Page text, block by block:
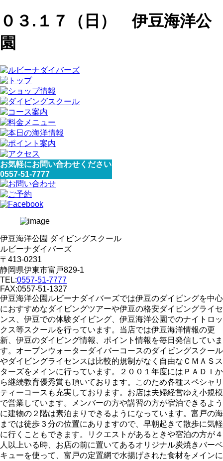
０３.１７（日） 伊豆海洋公
園
お気軽にお問い合わせください
0557-51-7777
伊豆海洋公園 ダイビングスクール
ルビーナダイバーズ
〒413-0231
静岡県伊東市富戸829-1
TEL:0557-51-7777
FAX:0557-51-1327
伊豆海洋公園ルビーナダイバーズでは伊豆のダイビングを中心
におすすめなダイビングツアーや伊豆の格安ダイビングライセ
ンス、伊豆での体験ダイビング、伊豆海洋公園でのナイトロッ
クス等スクールを行っています。当店では伊豆海洋情報の更
新、伊豆のダイビング情報、ポイント情報を毎日発信していま
す。オープンウォーターダイバーコースのダイビングスクール
やダイビングライセンスは比較的規制がなく自由なＣＭＡＳス
ターズをメインに行っています。２００１年度にはＰＡＤＩか
ら継続教育優秀賞も頂いております。このため各種スペシャリ
ティーコースも充実しております。お店は夫婦経営ゆえ小規模
で営業しています。メンバーの方や講習の方が宿泊できるよう
に建物の２階は素泊まりできるようになっています。富戸の海
までは徒歩３分の位置にありますので、早朝起きて散歩に気軽
に行くこともできます。リクエストがあるときや宿泊の方が４
人以上いる時、お店の前に置いてあるオリジナル炭焼きバーベ
キューを使って、富戸の定置網で水揚げされた食材をメインに